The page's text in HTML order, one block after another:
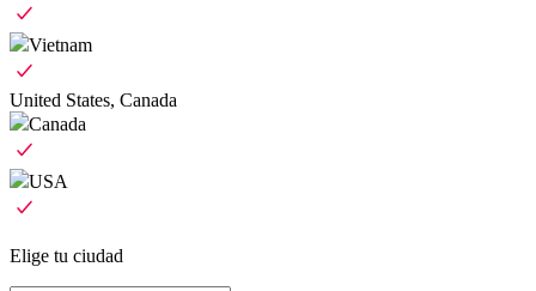
Vietnam
United States, Canada
Canada
USA
Elige tu ciudad